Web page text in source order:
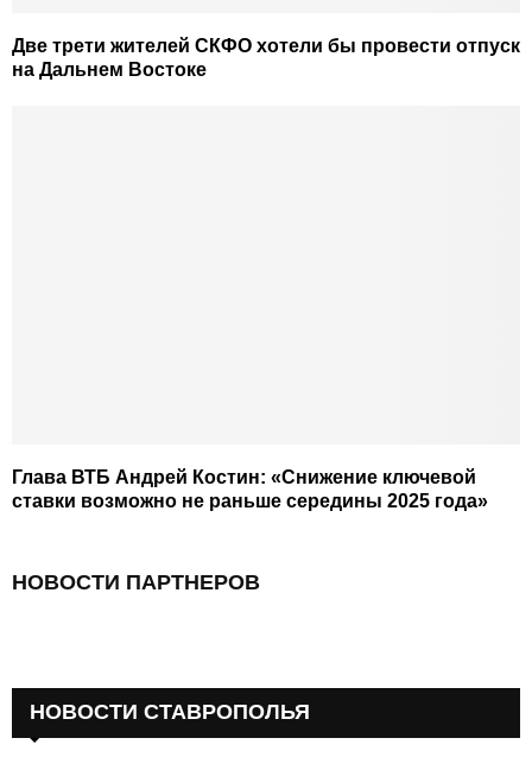
Две трети жителей СКФО хотели бы провести отпуск
на Дальнем Востоке
Глава ВТБ Андрей Костин: «Снижение ключевой
ставки возможно не раньше середины 2025 года»
НОВОСТИ ПАРТНЕРОВ
НОВОСТИ СТАВРОПОЛЬЯ